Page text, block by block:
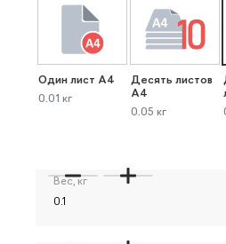
Один лист А4
0.01 кг
Десять листов
А4
0.05 кг
Вес, кг